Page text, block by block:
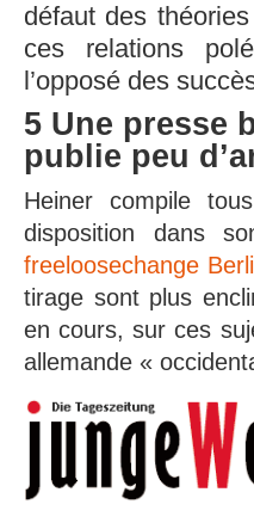
défaut des
ces relations
l’opposé des
5 Une presse
publie peu
Heiner compile
disposition dans
freeloosechange
tirage sont plus
en cours, sur ces
allemande «